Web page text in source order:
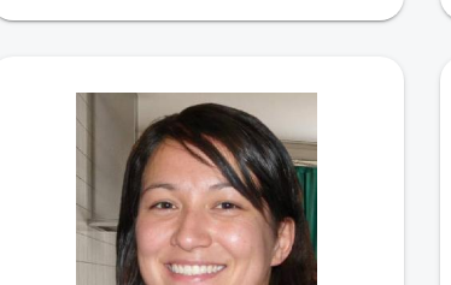
Jeune célibataire